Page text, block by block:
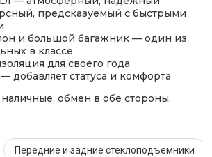
предсказуемый с быстрыми
и большой багажник — один из
в классе
для своего года
добавляет статуса и комфорта
обмен в обе стороны.
Передние и задние стеклоподъемники